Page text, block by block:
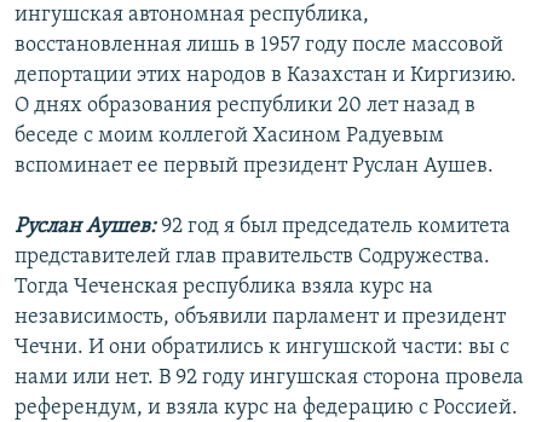
ингушская автономная республика,
восстановленная лишь в 1957 году после массовой
депортации этих народов в Казахстан и Киргизию.
О днях образования республики 20 лет назад в
беседе с моим коллегой Хасином Радуевым
вспоминает ее первый президент Руслан Аушев.
Руслан Аушев:92 год я был председатель комитета
представителей глав правительств Содружества.
Тогда Чеченская республика взяла курс на
независимость, объявили парламент и президент
Чечни. И они обратились к ингушской части: вы с
нами или нет. В 92 году ингушская сторона провела
референдум, и взяла курс на федерацию с Россией.